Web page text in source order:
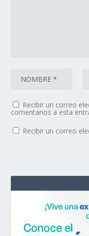
Recibir un correo
comentarios a esta
Recibir un correo